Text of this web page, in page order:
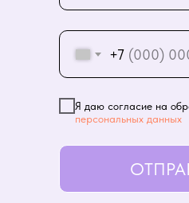
+7
Я даю согласие на
персональных данных